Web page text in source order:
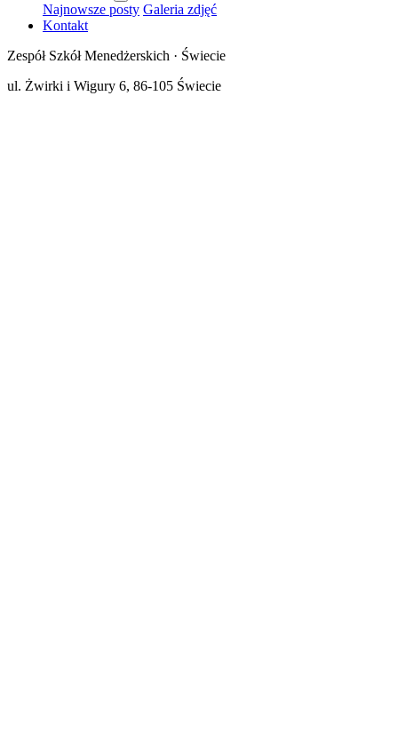
Najnowsze posty Galeria zdjęć
Kontakt
Zespół Szkół Menedżerskich · Świecie
ul. Żwirki i Wigury 6, 86-105 Świecie